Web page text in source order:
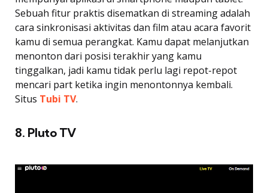
Sebuah fitur praktis disematkan di streaming adalah
cara sinkronisasi aktivitas dan film atau acara favorit
kamu di semua perangkat. Kamu dapat melanjutkan
menonton dari posisi terakhir yang kamu
tinggalkan, jadi kamu tidak perlu lagi repot-repot
mencari part ketika ingin menontonnya kembali.
Situs Tubi TV.
8. Pluto TV